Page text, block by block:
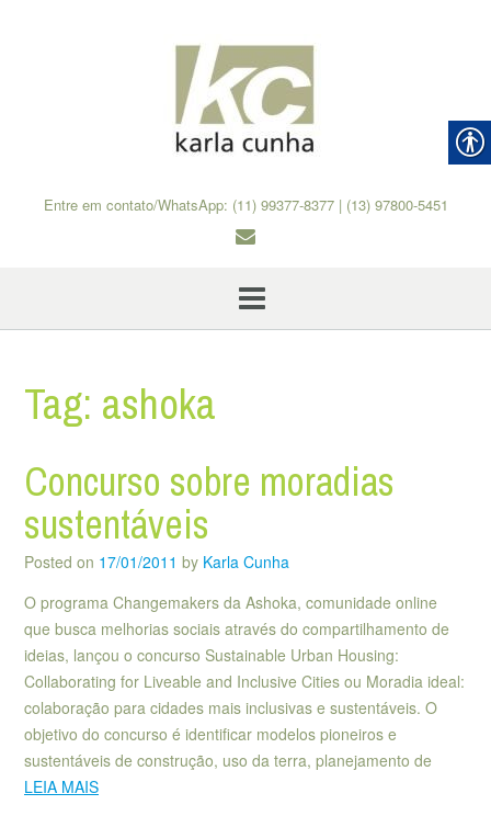
Entre em contato/WhatsApp: (11) 99377-8377 | (13) 97800-5451
Tag: ashoka
Concurso sobre moradias
sustentáveis
Posted on 17/01/2011 by Karla Cunha
O programa Changemakers da Ashoka, comunidade online
que busca melhorias sociais através do compartilhamento de
ideias, lançou o concurso Sustainable Urban Housing:
Collaborating for Liveable and Inclusive Cities ou Moradia ideal:
colaboração para cidades mais inclusivas e sustentáveis. O
objetivo do concurso é identificar modelos pioneiros e
sustentáveis de construção, uso da terra, planejamento de
LEIA MAIS